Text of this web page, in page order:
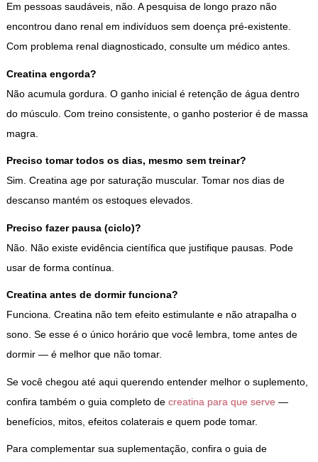
Em pessoas saudáveis, não. A pesquisa de longo prazo não
encontrou dano renal em indivíduos sem doença pré-existente.
Com problema renal diagnosticado, consulte um médico antes.
Creatina engorda?
Não acumula gordura. O ganho inicial é retenção de água dentro
do músculo. Com treino consistente, o ganho posterior é de massa
magra.
Preciso tomar todos os dias, mesmo sem treinar?
Sim. Creatina age por saturação muscular. Tomar nos dias de
descanso mantém os estoques elevados.
Preciso fazer pausa (ciclo)?
Não. Não existe evidência científica que justifique pausas. Pode
usar de forma contínua.
Creatina antes de dormir funciona?
Funciona. Creatina não tem efeito estimulante e não atrapalha o
sono. Se esse é o único horário que você lembra, tome antes de
dormir — é melhor que não tomar.
Se você chegou até aqui querendo entender melhor o suplemento,
confira também o guia completo de creatina para que serve —
benefícios, mitos, efeitos colaterais e quem pode tomar.
Para complementar sua suplementação, confira o guia de